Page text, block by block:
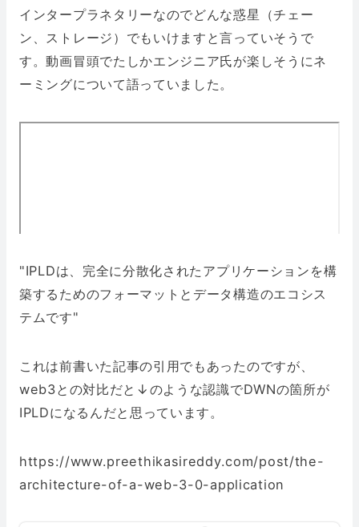
インタープラネタリーなのでどんな惑星（チェー
ン、ストレージ）でもいけますと言っていそうで
す。動画冒頭でたしかエンジニア氏が楽しそうにネ
ーミングについて語っていました。
"IPLDは、完全に分散化されたアプリケーションを構
築するためのフォーマットとデータ構造のエコシス
テムです"
これは前書いた記事の引用でもあったのですが、
web3との対比だと↓のような認識でDWNの箇所が
IPLDになるんだと思っています。
https://www.preethikasireddy.com/post/the-
architecture-of-a-web-3-0-application